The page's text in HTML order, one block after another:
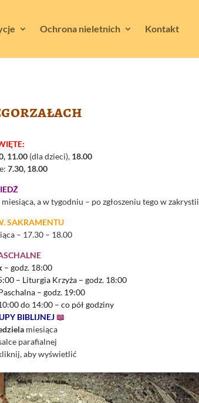
Ochrona nieletnich Kontakt
11.00 (dla dzieci), 18.00
7.30, 18.00
a w tygodniu – po zgłoszeniu tego w zakrystii
SAKRAMENTU
– 17.30 – 18.00
– godz. 18:00
– Liturgia Krzyża – godz. 18:00
– godz. 19:00
do 14:00 – co pół godziny
BIBLIJNEJ📖
miesiąca
parafialnej
aby wyświetlić